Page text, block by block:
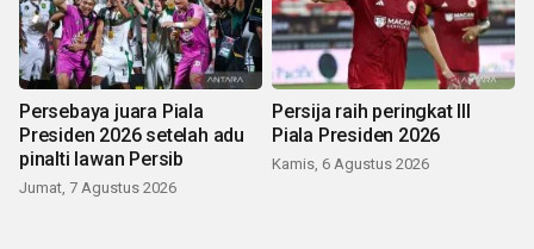
Persebaya juara Piala
Presiden 2026 setelah adu
pinalti lawan Persib
Jumat, 7 Agustus 2026
Persija raih peringkat III
Piala Presiden 2026
Kamis, 6 Agustus 2026